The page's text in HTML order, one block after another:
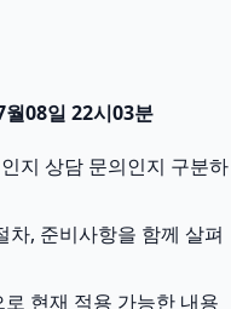
08일 22시03분
지 상담 문의인지 구분하
차, 준비사항을 함께 살펴
현재 적용 가능한 내용